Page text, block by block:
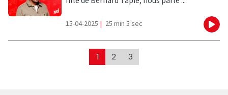
15-04-2025 | 25 min 5 sec
1 2 3